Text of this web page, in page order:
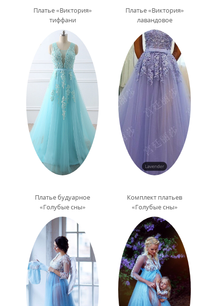
Платье «Виктория»
тиффани
Платье «Виктория»
лавандовое
Платье будуарное
«Голубые сны»
Комплект платьев
«Голубые сны»